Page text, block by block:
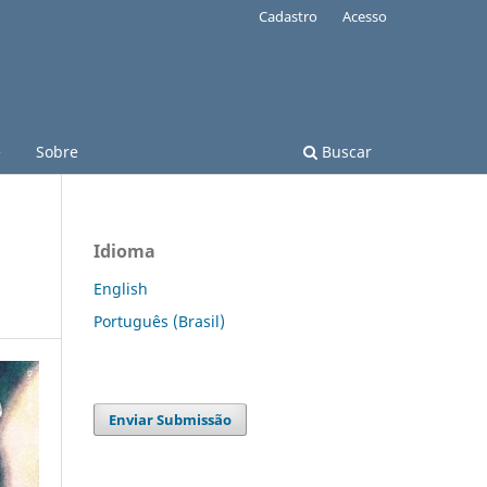
Sobre Buscar
Cadastro Acesso
Idioma
English
Português (Brasil)
Enviar Submissão